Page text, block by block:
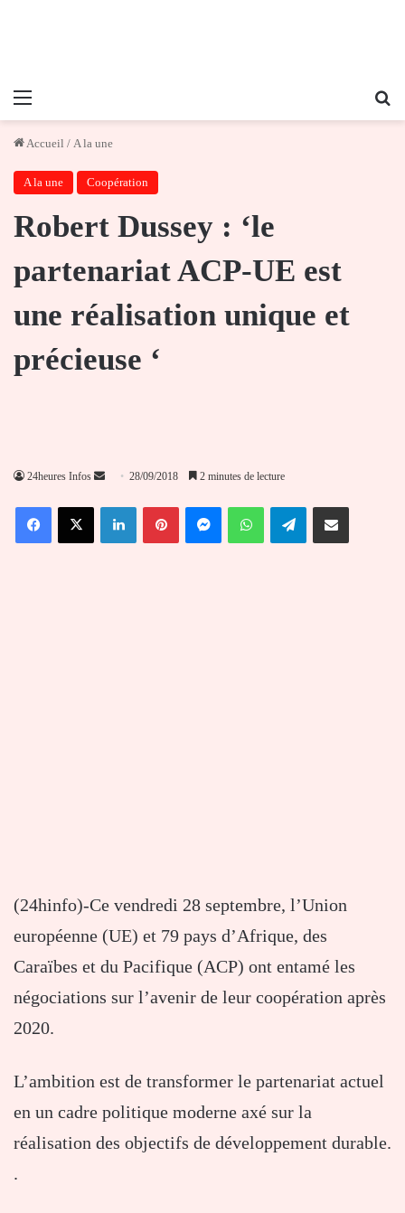
Menu
Accueil / A la une
A la une Coopération
Robert Dussey : ‘le
partenariat ACP-UE est
une réalisation unique et
précieuse ‘
24heures Infos
Envoyer
courriel
28/09/2018 2 minutes de lecture
FacebookX LinkedinPinterestMessengerWhatsAppTelegramPartager par email
(24hinfo)-Ce vendredi 28 septembre, l’Union
européenne (UE) et 79 pays d’Afrique, des
Caraïbes et du Pacifique (ACP) ont entamé les
négociations sur l’avenir de leur coopération après
2020.
L’ambition est de transformer le partenariat actuel
en un cadre politique moderne axé sur la
réalisation des objectifs de développement durable.
.